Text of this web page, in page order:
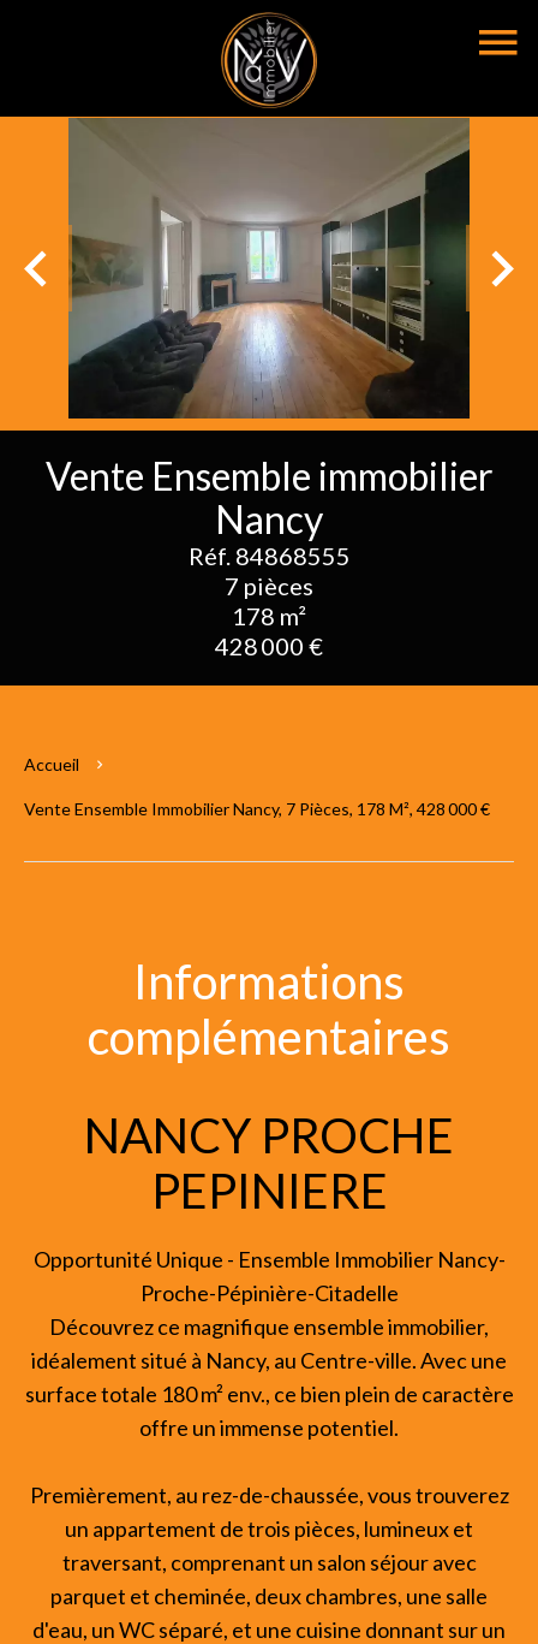
Vente Ensemble immobilier
Nancy
Réf. 84868555
7 pièces
178 m²
428 000 €
Accueil
Vente Ensemble Immobilier Nancy, 7 Pièces, 178 M², 428 000 €
Informations
complémentaires
NANCY PROCHE
PEPINIERE
Opportunité Unique - Ensemble Immobilier Nancy-
Proche-Pépinière-Citadelle
Découvrez ce magnifique ensemble immobilier,
idéalement situé à Nancy, au Centre-ville. Avec une
surface totale 180 m² env., ce bien plein de caractère
offre un immense potentiel.
Premièrement, au rez-de-chaussée, vous trouverez
un appartement de trois pièces, lumineux et
traversant, comprenant un salon séjour avec
parquet et cheminée, deux chambres, une salle
d'eau, un WC séparé, et une cuisine donnant sur un